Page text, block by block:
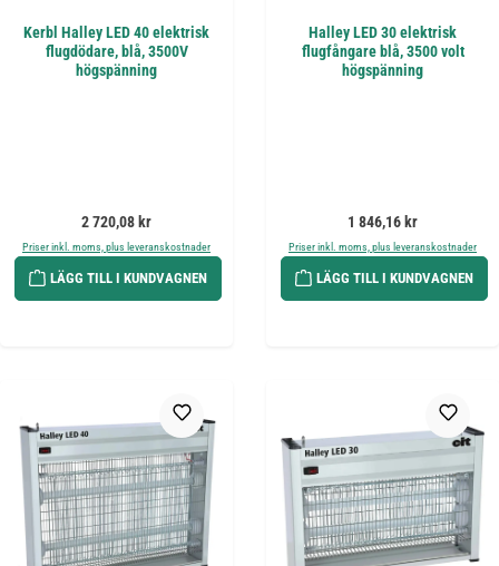
Kerbl Halley LED 40 elektrisk
flugdödare, blå, 3500V
högspänning
Ordinarie pris:
2 720,08 kr
Priser inkl. moms, plus leveranskostnader
LÄGG TILL I KUNDVAGNEN
Halley LED 30 elektrisk
flugfångare blå, 3500 volt
högspänning
Ordinarie pris:
1 846,16 kr
Priser inkl. moms, plus leveranskostnader
LÄGG TILL I KUNDVAGNEN